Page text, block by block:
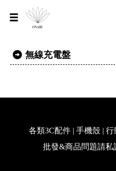
無線充電盤
各類3C配件 | 手機殼 |
批發&商品問題請私